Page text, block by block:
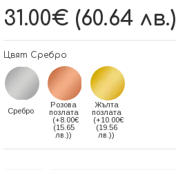
31.00€ (60.64 лв.)
Цвят Сребро
Сребро
Розова
позлата
(+8.00€
(15.65
лв.))
Жълта
позлата
(+10.00€
(19.56
лв.))